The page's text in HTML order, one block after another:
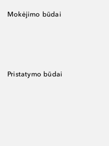
Mokėjimo būdai
Pristatymo būdai